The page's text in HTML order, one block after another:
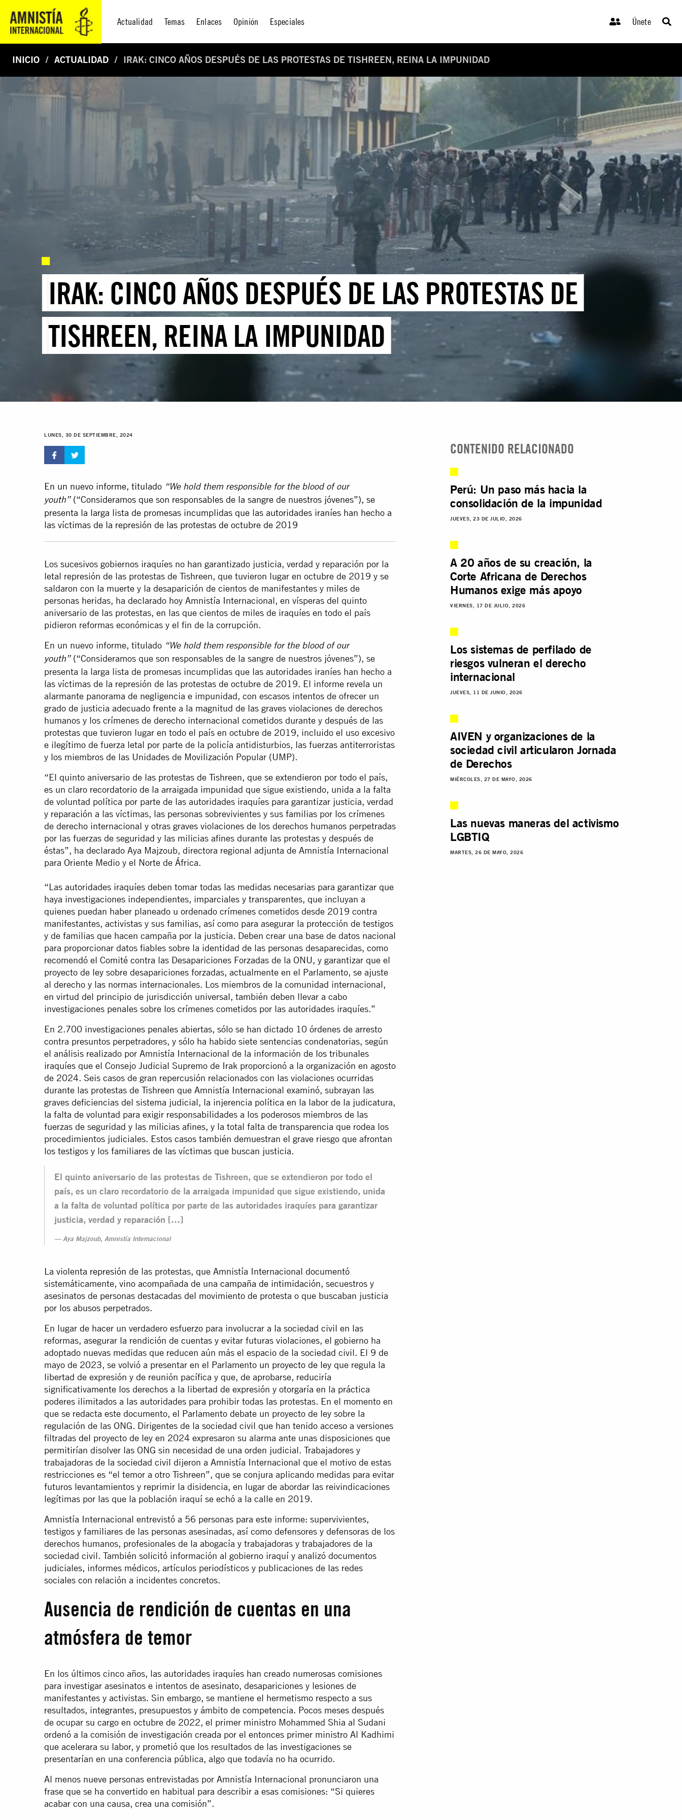
Actualidad Temas Enlaces Opinión Especiales Únete
INICIO ACTUALIDAD IRAK: CINCO AÑOS DESPUÉS DE LAS PROTESTAS DE TISHREEN, REINA LA IMPUNIDAD
IRAK: CINCO AÑOS DESPUÉS DE LAS PROTESTAS DE
TISHREEN, REINA LA IMPUNIDAD
LUNES, 30 DE SEPTIEMBRE, 2024
En un nuevo informe, titulado “We hold them responsible for the blood of our
youth”(“Consideramos que son responsables de la sangre de nuestros jóvenes”), se
presenta la larga lista de promesas incumplidas que las autoridades iraníes han hecho a
las víctimas de la represión de las protestas de octubre de 2019
Los sucesivos gobiernos iraquíes no han garantizado justicia, verdad y reparación por la
letal represión de las protestas de Tishreen, que tuvieron lugar en octubre de 2019 y se
saldaron con la muerte y la desaparición de cientos de manifestantes y miles de
personas heridas, ha declarado hoy Amnistía Internacional, en vísperas del quinto
aniversario de las protestas, en las que cientos de miles de iraquíes en todo el país
pidieron reformas económicas y el fin de la corrupción.
En un nuevo informe, titulado “We hold them responsible for the blood of our
youth”(“Consideramos que son responsables de la sangre de nuestros jóvenes”), se
presenta la larga lista de promesas incumplidas que las autoridades iraníes han hecho a
las víctimas de la represión de las protestas de octubre de 2019. El informe revela un
alarmante panorama de negligencia e impunidad, con escasos intentos de ofrecer un
grado de justicia adecuado frente a la magnitud de las graves violaciones de derechos
humanos y los crímenes de derecho internacional cometidos durante y después de las
protestas que tuvieron lugar en todo el país en octubre de 2019, incluido el uso excesivo
e ilegítimo de fuerza letal por parte de la policía antidisturbios, las fuerzas antiterroristas
y los miembros de las Unidades de Movilización Popular (UMP).
“El quinto aniversario de las protestas de Tishreen, que se extendieron por todo el país,
es un claro recordatorio de la arraigada impunidad que sigue existiendo, unida a la falta
de voluntad política por parte de las autoridades iraquíes para garantizar justicia, verdad
y reparación a las víctimas, las personas sobrevivientes y sus familias por los crímenes
de derecho internacional y otras graves violaciones de los derechos humanos perpetradas
por las fuerzas de seguridad y las milicias afines durante las protestas y después de
éstas”, ha declarado Aya Majzoub, directora regional adjunta de Amnistía Internacional
para Oriente Medio y el Norte de África.
“Las autoridades iraquíes deben tomar todas las medidas necesarias para garantizar que
haya investigaciones independientes, imparciales y transparentes, que incluyan a
quienes puedan haber planeado u ordenado crímenes cometidos desde 2019 contra
manifestantes, activistas y sus familias, así como para asegurar la protección de testigos
y de familias que hacen campaña por la justicia. Deben crear una base de datos nacional
para proporcionar datos fiables sobre la identidad de las personas desaparecidas, como
recomendó el Comité contra las Desapariciones Forzadas de la ONU, y garantizar que el
proyecto de ley sobre desapariciones forzadas, actualmente en el Parlamento, se ajuste
al derecho y las normas internacionales. Los miembros de la comunidad internacional,
en virtud del principio de jurisdicción universal, también deben llevar a cabo
investigaciones penales sobre los crímenes cometidos por las autoridades iraquíes.”
En 2.700 investigaciones penales abiertas, sólo se han dictado 10 órdenes de arresto
contra presuntos perpetradores, y sólo ha habido siete sentencias condenatorias, según
el análisis realizado por Amnistía Internacional de la información de los tribunales
iraquíes que el Consejo Judicial Supremo de Irak proporcionó a la organización en agosto
de 2024. Seis casos de gran repercusión relacionados con las violaciones ocurridas
durante las protestas de Tishreen que Amnistía Internacional examinó, subrayan las
graves deficiencias del sistema judicial, la injerencia política en la labor de la judicatura,
la falta de voluntad para exigir responsabilidades a los poderosos miembros de las
fuerzas de seguridad y las milicias afines, y la total falta de transparencia que rodea los
procedimientos judiciales. Estos casos también demuestran el grave riesgo que afrontan
los testigos y los familiares de las víctimas que buscan justicia.
El quinto aniversario de las protestas de Tishreen, que se extendieron por todo el
país, es un claro recordatorio de la arraigada impunidad que sigue existiendo, unida
a la falta de voluntad política por parte de las autoridades iraquíes para garantizar
justicia, verdad y reparación […]
Aya Majzoub, Amnistía Internacional
La violenta represión de las protestas, que Amnistía Internacional documentó
sistemáticamente, vino acompañada de una campaña de intimidación, secuestros y
asesinatos de personas destacadas del movimiento de protesta o que buscaban justicia
por los abusos perpetrados.
En lugar de hacer un verdadero esfuerzo para involucrar a la sociedad civil en las
reformas, asegurar la rendición de cuentas y evitar futuras violaciones, el gobierno ha
adoptado nuevas medidas que reducen aún más el espacio de la sociedad civil. El 9 de
mayo de 2023, se volvió a presentar en el Parlamento un proyecto de ley que regula la
libertad de expresión y de reunión pacífica y que, de aprobarse, reduciría
significativamente los derechos a la libertad de expresión y otorgaría en la práctica
poderes ilimitados a las autoridades para prohibir todas las protestas. En el momento en
que se redacta este documento, el Parlamento debate un proyecto de ley sobre la
regulación de las ONG. Dirigentes de la sociedad civil que han tenido acceso a versiones
filtradas del proyecto de ley en 2024 expresaron su alarma ante unas disposiciones que
permitirían disolver las ONG sin necesidad de una orden judicial. Trabajadores y
trabajadoras de la sociedad civil dijeron a Amnistía Internacional que el motivo de estas
restricciones es “el temor a otro Tishreen”, que se conjura aplicando medidas para evitar
futuros levantamientos y reprimir la disidencia, en lugar de abordar las reivindicaciones
legítimas por las que la población iraquí se echó a la calle en 2019.
Amnistía Internacional entrevistó a 56 personas para este informe: supervivientes,
testigos y familiares de las personas asesinadas, así como defensores y defensoras de los
derechos humanos, profesionales de la abogacía y trabajadoras y trabajadores de la
sociedad civil. También solicitó información al gobierno iraquí y analizó documentos
judiciales, informes médicos, artículos periodísticos y publicaciones de las redes
sociales con relación a incidentes concretos.
Ausencia de rendición de cuentas en una
atmósfera de temor
En los últimos cinco años, las autoridades iraquíes han creado numerosas comisiones
para investigar asesinatos e intentos de asesinato, desapariciones y lesiones de
manifestantes y activistas. Sin embargo, se mantiene el hermetismo respecto a sus
resultados, integrantes, presupuestos y ámbito de competencia. Pocos meses después
de ocupar su cargo en octubre de 2022, el primer ministro Mohammed Shia al Sudani
ordenó a la comisión de investigación creada por el entonces primer ministro Al Kadhimi
que acelerara su labor, y prometió que los resultados de las investigaciones se
presentarían en una conferencia pública, algo que todavía no ha ocurrido.
Al menos nueve personas entrevistadas por Amnistía Internacional pronunciaron una
frase que se ha convertido en habitual para describir a esas comisiones: “Si quieres
acabar con una causa, crea una comisión”.
CONTENIDO RELACIONADO
Perú: Un paso más hacia la
consolidación de la impunidad
JUEVES, 23 DE JULIO, 2026
A 20 años de su creación, la
Corte Africana de Derechos
Humanos exige más apoyo
VIERNES, 17 DE JULIO, 2026
Los sistemas de perfilado de
riesgos vulneran el derecho
internacional
JUEVES, 11 DE JUNIO, 2026
AIVEN y organizaciones de la
sociedad civil articularon Jornada
de Derechos
MIÉRCOLES, 27 DE MAYO, 2026
Las nuevas maneras del activismo
LGBTIQ
MARTES, 26 DE MAYO, 2026